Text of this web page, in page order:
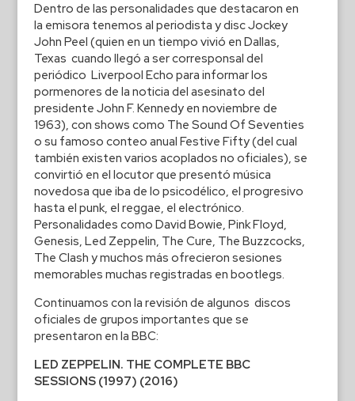
Dentro de las personalidades que destacaron en
la emisora tenemos al periodista y disc Jockey
John Peel (quien en un tiempo vivió en Dallas,
Texas cuando llegó a ser corresponsal del
periódico Liverpool Echo para informar los
pormenores de la noticia del asesinato del
presidente John F. Kennedy en noviembre de
1963), con shows como The Sound Of Seventies
o su famoso conteo anual Festive Fifty (del cual
también existen varios acoplados no oficiales), se
convirtió en el locutor que presentó música
novedosa que iba de lo psicodélico, el progresivo
hasta el punk, el reggae, el electrónico.
Personalidades como David Bowie, Pink Floyd,
Genesis, Led Zeppelin, The Cure, The Buzzcocks,
The Clash y muchos más ofrecieron sesiones
memorables muchas registradas en bootlegs.
Continuamos con la revisión de algunos discos
oficiales de grupos importantes que se
presentaron en la BBC:
LED ZEPPELIN. THE COMPLETE BBC
SESSIONS (1997) (2016)